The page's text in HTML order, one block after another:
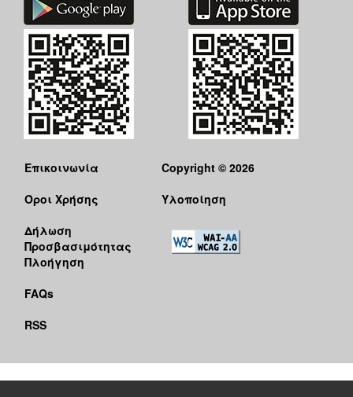
Επικοινωνία
Όροι Χρήσης
Δήλωση
Προσβασιμότητας
Πλοήγηση
FAQs
RSS
Copyright © 2026
Υλοποίηση